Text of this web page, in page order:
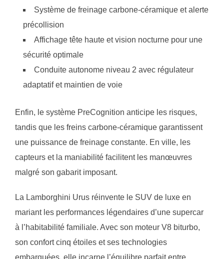
Système de freinage carbone-céramique et alerte
précollision
Affichage tête haute et vision nocturne pour une
sécurité optimale
Conduite autonome niveau 2 avec régulateur
adaptatif et maintien de voie
Enfin, le système PreCognition anticipe les risques,
tandis que les freins carbone-céramique garantissent
une puissance de freinage constante. En ville, les
capteurs et la maniabilité facilitent les manœuvres
malgré son gabarit imposant.
La Lamborghini Urus réinvente le SUV de luxe en
mariant les performances légendaires d’une supercar
à l’habitabilité familiale. Avec son moteur V8 biturbo,
son confort cinq étoiles et ses technologies
embarquées, elle incarne l’équilibre parfait entre